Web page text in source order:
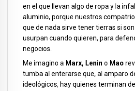
en el que llevan algo de ropa y la
aluminio, porque nuestros
que de nada sirve tener tierras si
usurpan cuando quieren, para
negocios.
Me imagino a Marx, Lenin o Mao
tumba al enterarse que, al amparo
ideológicos, hay quienes terminan